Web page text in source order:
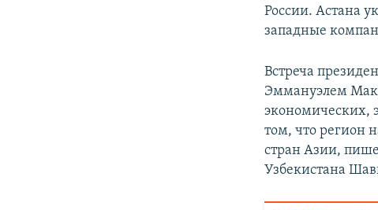
России. Астана
западные
Встреча
Эммануэлем
экономических,
том, что регион
стран Азии,
Узбекистана